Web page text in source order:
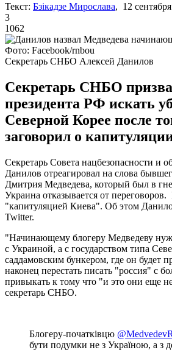
Текст: Бзікадзе Мирослава, 12
3
1062
Фото: Facebook/rnbou
Секретарь СНБО Алексей Данилов
Секретарь СНБО
президента РФ искать
Северной Корее после
заговорил о
Секретарь Совета нацбезопасности и
Данилов отреагировал на слова
Дмитрия Медведева, который был в
Украина отказывается от
"капитуляцией Киева". Об этом
Twitter.
"Начинающему блогеру Медведеву
с Украиной, а с государством типа
саддамовским бункером, где он будет
наконец перестать писать "россия" с
привыкать к тому что "и это они еще
секретарь СНБО.
Блогеру-початківцю
бути подумки не з Україною, а з